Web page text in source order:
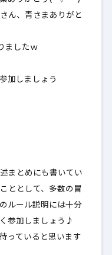
ん、青さまありがと
ましたｗ
加しましょう
まとめにも書いてい
ととして、多数の冒
ルール説明には十分
く参加しましょう♪
っていると思います